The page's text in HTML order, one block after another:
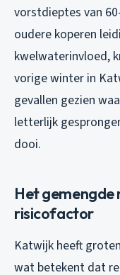
vorstdieptes van
oudere koperen
kwelwaterinvloed,
vorige winter in
gevallen gezien
letterlijk
dooi.
Het gemengde
risicofactor
Katwijk heeft
wat betekent dat